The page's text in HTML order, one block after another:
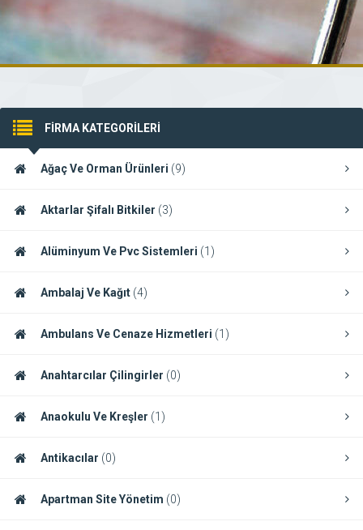
FİRMA KATEGORİLERİ
Ağaç Ve Orman Ürünleri (9)
Aktarlar Şifalı Bitkiler (3)
Alüminyum Ve Pvc Sistemleri (1)
Ambalaj Ve Kağıt (4)
Ambulans Ve Cenaze Hizmetleri (1)
Anahtarcılar Çilingirler (0)
Anaokulu Ve Kreşler (1)
Antikacılar (0)
Apartman Site Yönetim (0)